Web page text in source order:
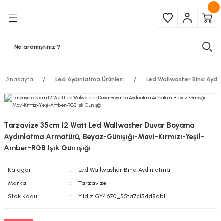
Anasayfa Led Aydınlatma Ürünleri Led Wallwasher Bina
Tarzavize 35cm 12 Watt Led Wallwasher Duvar Boyama
Aydınlatma Armatürü, Beyaz-Günışığı-Mavi-Kırmızı-Yeşil-
Amber-RGB Işık Gün ışığı
Kategori
Led Wallwasher Bina Aydınlatma
Marka
Tarzavize
Stok Kodu
Yıldız GY4670_55fa7c15dd8ab1